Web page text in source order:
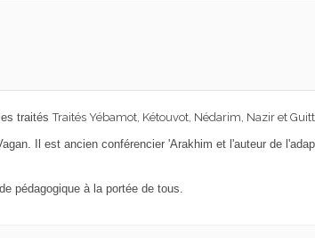
les traitésTraités Yébamot, Kétouvot, Nédarim, Nazir et
Il est ancien conférencier 'Arakhim et l'auteur de
pédagogique à la portée de tous.